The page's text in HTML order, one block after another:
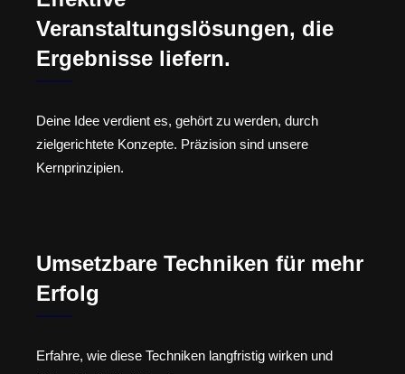
Veranstaltungslösungen, die
Ergebnisse liefern.
Deine Idee verdient es, gehört zu werden, durch
zielgerichtete Konzepte. Präzision sind unsere
Kernprinzipien.
Umsetzbare Techniken für mehr
Erfolg
Erfahre, wie diese Techniken langfristig wirken und